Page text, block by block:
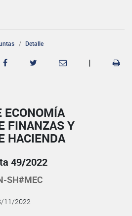
Detalle
|
ECONOMÍA
FINANZAS Y
HACIENDA
49/2022
SH#MEC
11/2022